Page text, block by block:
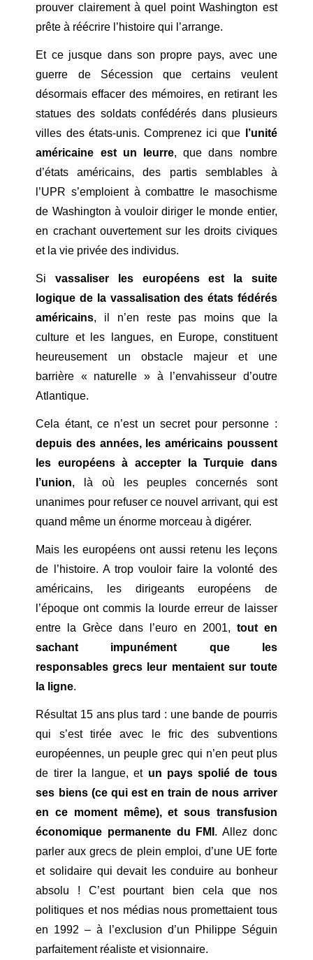
prouver clairement à quel point Washington est
prête à réécrire l’histoire qui l’arrange.
Et ce jusque dans son propre pays, avec une
guerre de Sécession que certains veulent
désormais effacer des mémoires, en retirant les
statues des soldats confédérés dans plusieurs
villes des états-unis. Comprenez ici que
l’unité
américaine est un leurre, que dans nombre
d’états américains, des partis semblables à
l’UPR s’emploient à combattre le masochisme
de Washington à vouloir diriger le monde entier,
en crachant ouvertement sur les droits civiques
et la vie privée des individus.
Sivassaliser les européens est la suite
logique de la vassalisation des états fédérés
américains, il n’en reste pas moins que la
culture et les langues, en Europe, constituent
heureusement un obstacle majeur et une
barrière « naturelle » à l’envahisseur d’outre
Atlantique.
Cela étant, ce n’est un secret pour personne :
depuis des années, les américains poussent
les européens à accepter la Turquie dans
l’union, là où les peuples concernés sont
unanimes pour refuser ce nouvel arrivant, qui est
quand même un énorme morceau à digérer.
Mais les européens ont aussi retenu les leçons
de l’histoire. A trop vouloir faire la volonté des
américains, les dirigeants européens de
l’époque ont commis la lourde erreur de laisser
entre la Grèce dans l’euro en 2001, tout en
sachant impunément que les
responsables grecs leur mentaient sur toute
la ligne.
Résultat 15 ans plus tard : une bande de pourris
qui s’est tirée avec le fric des subventions
européennes, un peuple grec qui n’en peut plus
de tirer la langue, et un pays spolié de tous
ses biens (ce qui est en train de nous arriver
en ce moment même), et sous transfusion
économique permanente du FMI . Allez donc
parler aux grecs de plein emploi, d’une UE forte
et solidaire qui devait les conduire au bonheur
absolu ! C’est pourtant bien cela que nos
politiques et nos médias nous promettaient tous
en 1992 – à l’exclusion d’un Philippe Séguin
parfaitement réaliste et visionnaire.